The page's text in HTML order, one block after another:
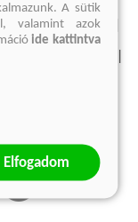
nyilatkozat
A sütik
valamint azok
ide kattintva
Elfogadom